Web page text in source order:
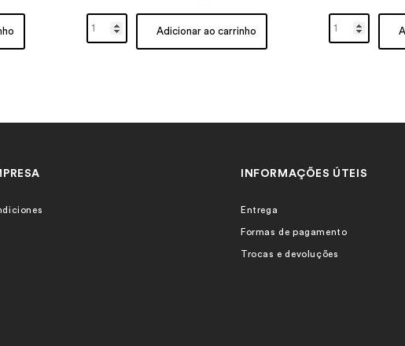
Adicionar ao carrinho
INFORMAÇÕES ÚTEIS
Entrega
Formas de pagamento
Trocas e devoluções